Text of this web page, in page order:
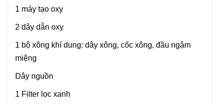
1 máy tạo oxy
2 dây dẫn oxy
1 bộ xông khí dung: dây xông, cốc xông, đầu ngậm
miệng
Dây nguồn
1 Filter lọc xanh